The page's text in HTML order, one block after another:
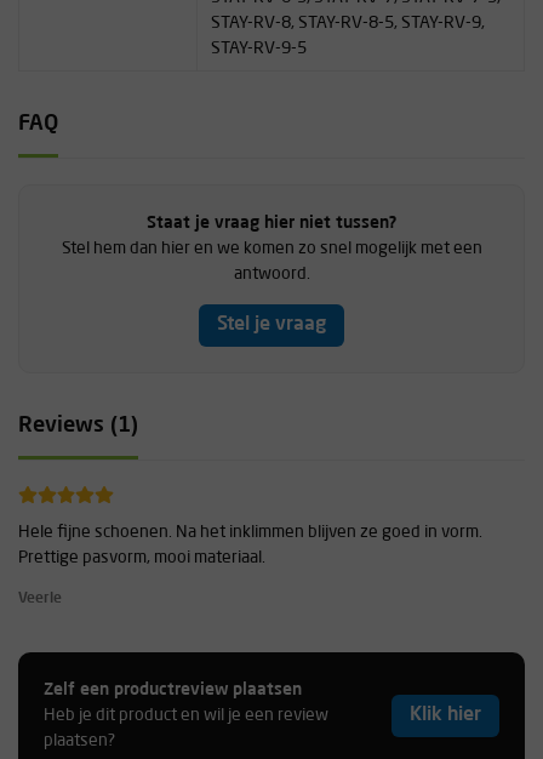
3mm rubber Vibram XS grip
Designed in Saint Louis
STAY-RV-8, STAY-RV-8-5, STAY-RV-9,
STAY-RV-9-5
FAQ
Staat je vraag hier niet tussen?
Stel hem dan hier en we komen zo snel mogelijk met een
antwoord.
Stel je vraag
Reviews (1)
Hele fijne schoenen. Na het inklimmen blijven ze goed in vorm.
Prettige pasvorm, mooi materiaal.
Veerle
Zelf een productreview plaatsen
Heb je dit product en wil je een review
plaatsen?
Klik hier